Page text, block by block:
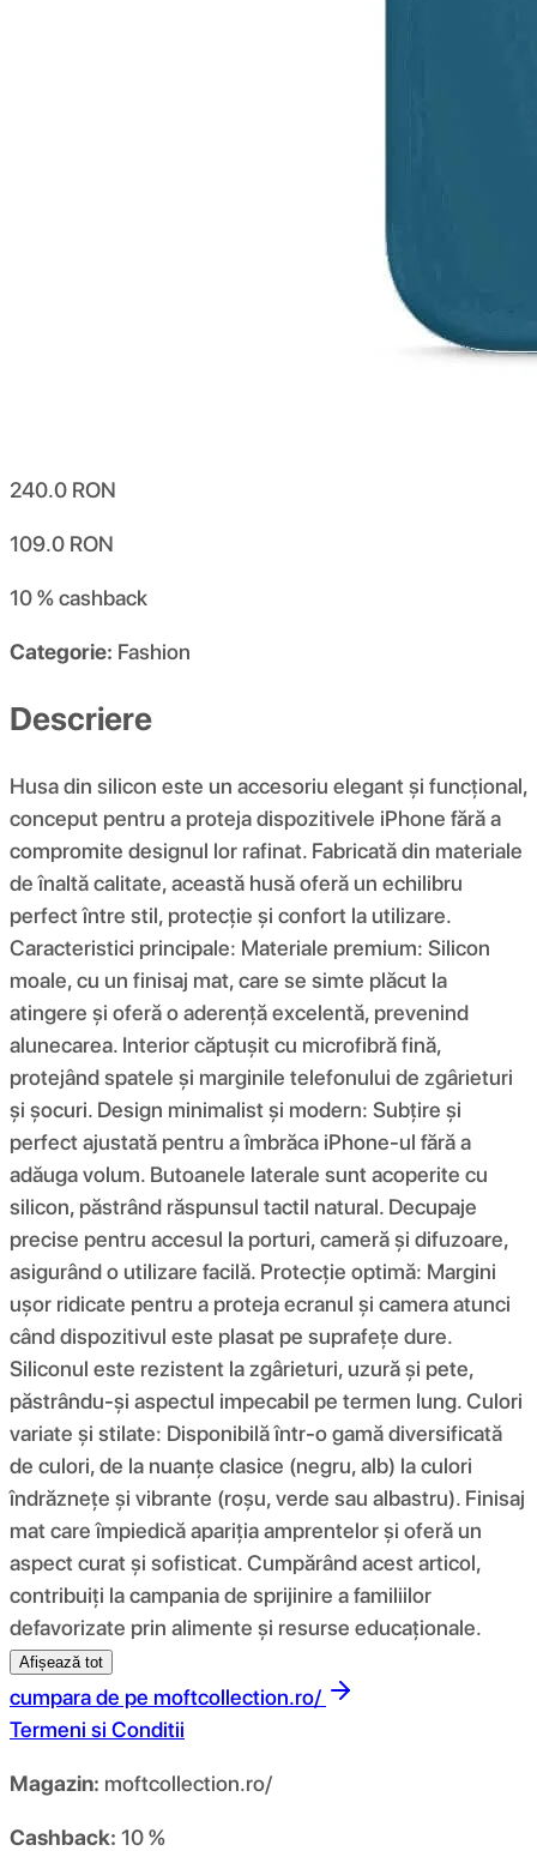
240.0 RON
109.0 RON
10 %cashback
Categorie: Fashion
Descriere
Husa din silicon este un accesoriu elegant și funcțional,
conceput pentru a proteja dispozitivele iPhone fără a
compromite designul lor rafinat. Fabricată din materiale
de înaltă calitate, această husă oferă un echilibru
perfect între stil, protecție și confort la utilizare.
Caracteristici principale: Materiale premium: Silicon
moale, cu un finisaj mat, care se simte plăcut la
atingere și oferă o aderență excelentă, prevenind
alunecarea. Interior căptușit cu microfibră fină,
protejând spatele și marginile telefonului de zgârieturi
și șocuri. Design minimalist și modern: Subțire și
perfect ajustată pentru a îmbrăca iPhone-ul fără a
adăuga volum. Butoanele laterale sunt acoperite cu
silicon, păstrând răspunsul tactil natural. Decupaje
precise pentru accesul la porturi, cameră și difuzoare,
asigurând o utilizare facilă. Protecție optimă: Margini
ușor ridicate pentru a proteja ecranul și camera atunci
când dispozitivul este plasat pe suprafețe dure.
Siliconul este rezistent la zgârieturi, uzură și pete,
păstrându-și aspectul impecabil pe termen lung. Culori
variate și stilate: Disponibilă într-o gamă diversificată
de culori, de la nuanțe clasice (negru, alb) la culori
îndrăznețe și vibrante (roșu, verde sau albastru). Finisaj
mat care împiedică apariția amprentelor și oferă un
aspect curat și sofisticat. Cumpărând acest articol,
contribuiți la campania de sprijinire a familiilor
defavorizate prin alimente și resurse educaționale.
Afișează tot
cumpara de pe moftcollection.ro/
Termeni si Conditii
Magazin: moftcollection.ro/
Cashback: 10 %